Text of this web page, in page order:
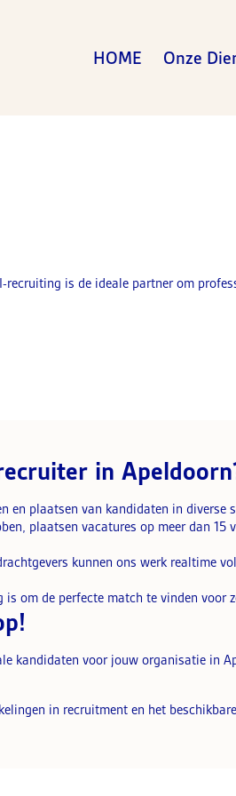
HOME Onze
recruiting is de ideale partner om
in
en plaatsen van kandidaten in diverse
plaatsen vacatures op meer dan
kunnen ons werk realtime
om de perfecte match te vinden voor
kandidaten voor jouw organisatie in
in recruitment en het